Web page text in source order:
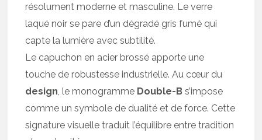
résolument moderne et masculine. Le verre
laqué noir se pare d’un dégradé gris fumé qui
capte la lumière avec subtilité.
Le capuchon en acier brossé apporte une
touche de robustesse industrielle. Au cœur du
design, le monogramme Double-Bs’impose
comme un symbole de dualité et de force. Cette
signature visuelle traduit l’équilibre entre tradition